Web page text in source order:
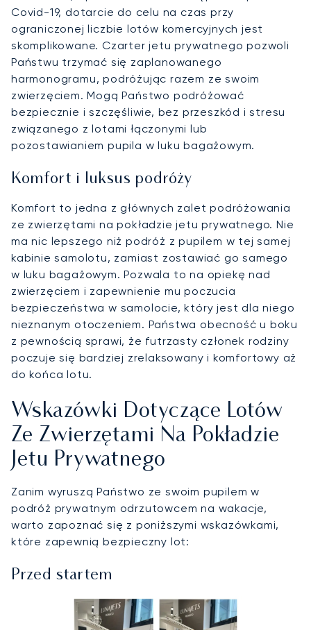
Covid-19, dotarcie do celu na czas przy
ograniczonej liczbie lotów komercyjnych jest
skomplikowane. Czarter jetu prywatnego pozwoli
Państwu trzymać się zaplanowanego
harmonogramu, podróżując razem ze swoim
zwierzęciem. Mogą Państwo podróżować
bezpiecznie i szczęśliwie, bez przeszkód i stresu
związanego z lotami łączonymi lub
pozostawianiem pupila w luku bagażowym.
Komfort i luksus podróży
Komfort to jedna z głównych zalet podróżowania
ze zwierzętami na pokładzie jetu prywatnego. Nie
ma nic lepszego niż podróż z pupilem w tej samej
kabinie samolotu, zamiast zostawiać go samego
w luku bagażowym. Pozwala to na opiekę nad
zwierzęciem i zapewnienie mu poczucia
bezpieczeństwa w samolocie, który jest dla niego
nieznanym otoczeniem. Państwa obecność u boku
z pewnością sprawi, że futrzasty członek rodziny
poczuje się bardziej zrelaksowany i komfortowy aż
do końca lotu.
Wskazówki Dotyczące Lotów
Ze Zwierzętami Na Pokładzie
Jetu Prywatnego
Zanim wyruszą Państwo ze swoim pupilem w
podróż prywatnym odrzutowcem na wakacje,
warto zapoznać się z poniższymi wskazówkami,
które zapewnią bezpieczny lot:
Przed startem